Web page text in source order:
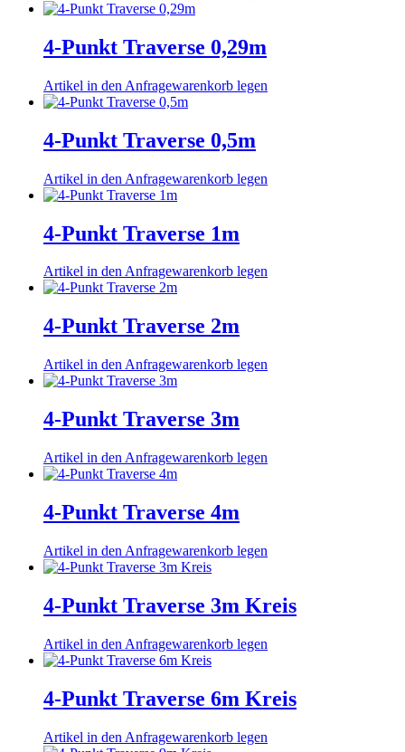
4-Punkt Traverse 0,29m
Artikel in den Anfragewarenkorb legen
4-Punkt Traverse 0,5m
Artikel in den Anfragewarenkorb legen
4-Punkt Traverse 1m
Artikel in den Anfragewarenkorb legen
4-Punkt Traverse 2m
Artikel in den Anfragewarenkorb legen
4-Punkt Traverse 3m
Artikel in den Anfragewarenkorb legen
4-Punkt Traverse 4m
Artikel in den Anfragewarenkorb legen
4-Punkt Traverse 3m Kreis
Artikel in den Anfragewarenkorb legen
4-Punkt Traverse 6m Kreis
Artikel in den Anfragewarenkorb legen